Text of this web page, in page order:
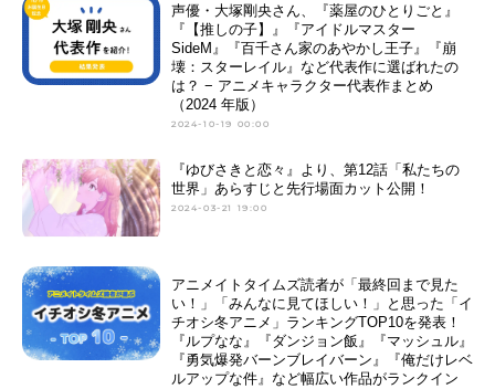
声優・大塚剛央さん、『薬屋のひとりごと』
『【推しの子】』『アイドルマスター
SideM』『百千さん家のあやかし王子』『崩
壊：スターレイル』など代表作に選ばれたの
は？ − アニメキャラクター代表作まとめ
（2024 年版）
2024-10-19 00:00
『ゆびさきと恋々』より、第12話「私たちの
世界」あらすじと先行場面カット公開！
2024-03-21 19:00
アニメイトタイムズ読者が「最終回まで見た
い！」「みんなに見てほしい！」と思った「イ
チオシ冬アニメ」ランキングTOP10を発表！
『ルプなな』『ダンジョン飯』『マッシュル』
『勇気爆発バーンブレイバーン』『俺だけレベ
ルアップな件』など幅広い作品がランクイン